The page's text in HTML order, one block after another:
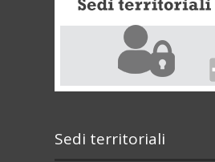
Sedi territoriali